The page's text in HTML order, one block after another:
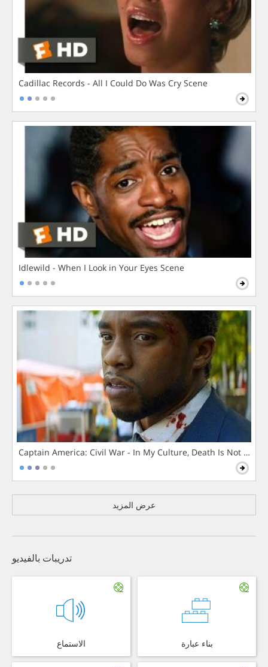
Cadillac Records - All I Could Do Was Cry Scene
Idlewild - When I Look in Your Eyes Scene
Captain America: Civil War - In My Culture, Death Is Not The
عرض المزيد
تدريبات بالفيديو
الاستماع بناء عبارة